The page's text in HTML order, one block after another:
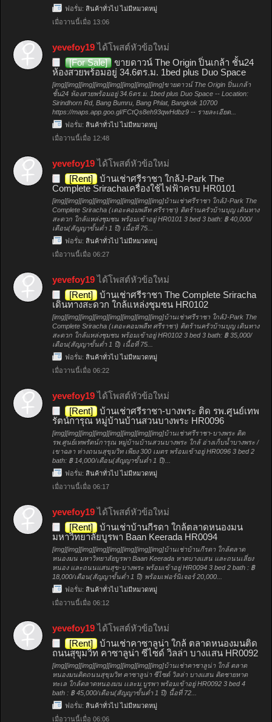
ฟอรั่ม: สินค้าทั่วไป ไม่มีหมวดหมู่
เมื่อวานนี้เมื่อ 13:06
yevefoy19ได้โพสต์หัวข้อใหม่
[For Sale]
ขายดาวน์ The Origin ปิ่นเกล้า ชั้น24
ห้องสวยพร้อมอยู่ 34.6ตร.ม. 1bed plus Duo Space
[img][img][img][img][img][img][img][img]ขายดาวน์ The Origin ปิ่นเกล้า
ชั้น24 ห้องสวยพร้อมอยู่ 34.6ตร.ม. 1bed plus Duo Space -- Location:
Sirindhorn Rd, Bang Bumru, Bang Phlat, Bangkok 10700
https://maps.app.goo.gl/FCtQs8eh93qwHdbz9 -- รายละเอียด...
ฟอรั่ม: สินค้าทั่วไป ไม่มีหมวดหมู่
เมื่อวานนี้เมื่อ 12:48
yevefoy19ได้โพสต์หัวข้อใหม่
[Rent]
บ้านเช่าศรีราชา ใกล้J-Park The
Complete Srirachaเครื่องใช้ไฟฟ้าครบ HR0101
[img][img][img][img][img][img][img][img]บ้านเช่าศรีราชา ใกล้J-Park The
Complete Sriracha (เดอะคอมพลีท ศรีราชา) ติดร้านครัวบ้านบุญ เดินทาง
สะดวก ใกล้แหล่งชุมชน พร้อมเข้าอยู่ HR0101 3 bed 3 bath: ฿ 40,000/
เดือน(สัญญาขั้นต่ำ 1 ปี) เนื้อที่ 75...
ฟอรั่ม: สินค้าทั่วไป ไม่มีหมวดหมู่
เมื่อวานนี้เมื่อ 06:27
yevefoy19ได้โพสต์หัวข้อใหม่
[Rent]
บ้านเช่าศรีราชา The Complete Sriracha
เดินทางสะดวก ใกล้แหล่งชุมชน HR0102
[img][img][img][img][img][img][img][img]บ้านเช่าศรีราชา ใกล้J-Park The
Complete Sriracha (เดอะคอมพลีท ศรีราชา) ติดร้านครัวบ้านบุญ เดินทาง
สะดวก ใกล้แหล่งชุมชน พร้อมเข้าอยู่ HR0102 3 bed 3 bath: ฿ 35,000/
เดือน(สัญญาขั้นต่ำ 1 ปี) เนื้อที่ 75...
ฟอรั่ม: สินค้าทั่วไป ไม่มีหมวดหมู่
เมื่อวานนี้เมื่อ 06:22
yevefoy19ได้โพสต์หัวข้อใหม่
[Rent]
บ้านเช่าศรีราชา-บางพระ ติด รพ.ศูนย์เทพ
รัตน์การุณ หมู่บ้านบ้านสวนบางพระ HR0096
[img][img][img][img][img][img][img][img]บ้านเช่าศรีราชา-บางพระ ติด
รพ.ศูนย์เทพรัตน์การุณ หมู่บ้านบ้านสวนบางพระ ใกล้ อ่างเก็บน้ำบางพระ /
เขาฉลา ห่างถนนสุขุมวิท เพียง 300 เมตร พร้อมเข้าอยู่ HR0096 3 bed 2
bath: ฿ 14,000/เดือน(สัญญาขั้นต่ำ 1 ปี)...
ฟอรั่ม: สินค้าทั่วไป ไม่มีหมวดหมู่
เมื่อวานนี้เมื่อ 06:17
yevefoy19ได้โพสต์หัวข้อใหม่
[Rent]
บ้านเช่าบ้านกีรดา ใกล้ตลาดหนองมน
มหาวิทยาลัยบูรพา Baan Keerada HR0094
[img][img][img][img][img][img][img][img]บ้านเช่าบ้านกีรดา ใกล้ตลาด
หนองมน มหาวิทยาลัยบูรพา Baan Keerada หาดบางแสน และถนนเลี่ยง
หนอง และถนนแสนสุข-บางพระ พร้อมเข้าอยู่ HR0094 3 bed 2 bath : ฿
18,000/เดือน(สัญญาขั้นต่ำ 1 ปี) พร้อมเฟอร์นิเจอร์ 20,000...
ฟอรั่ม: สินค้าทั่วไป ไม่มีหมวดหมู่
เมื่อวานนี้เมื่อ 06:12
yevefoy19ได้โพสต์หัวข้อใหม่
[Rent]
บ้านเช่าคาซาลูน่า ใกล้ ตลาดหนองมนติด
ถนนสุขุมวิท คาซาลูน่า ซีไซด์ วิลล่า บางแสน HR0092
[img][img][img][img][img][img][img][img]บ้านเช่าคาซาลูน่า ใกล้ ตลาด
หนองมนติดถนนสุขุมวิท คาซาลูน่า ซีไซด์ วิลล่า บางแสน ติดชายหาด
ทะเล ใกล้ตลาดหนองมน เเละม.บูรพา พร้อมเข้าอยู่ HR0092 3 bed 4
bath : ฿ 45,000/เดือน(สัญญาขั้นต่ำ 1 ปี) นื้อที่ 72...
ฟอรั่ม: สินค้าทั่วไป ไม่มีหมวดหมู่
เมื่อวานนี้เมื่อ 06:06